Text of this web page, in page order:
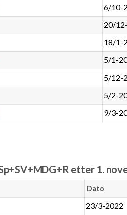
6/10-
20/
18/1-
5/1-
5/12-
5/2-
9/3-
etter 1.
Dato
23/3-2022